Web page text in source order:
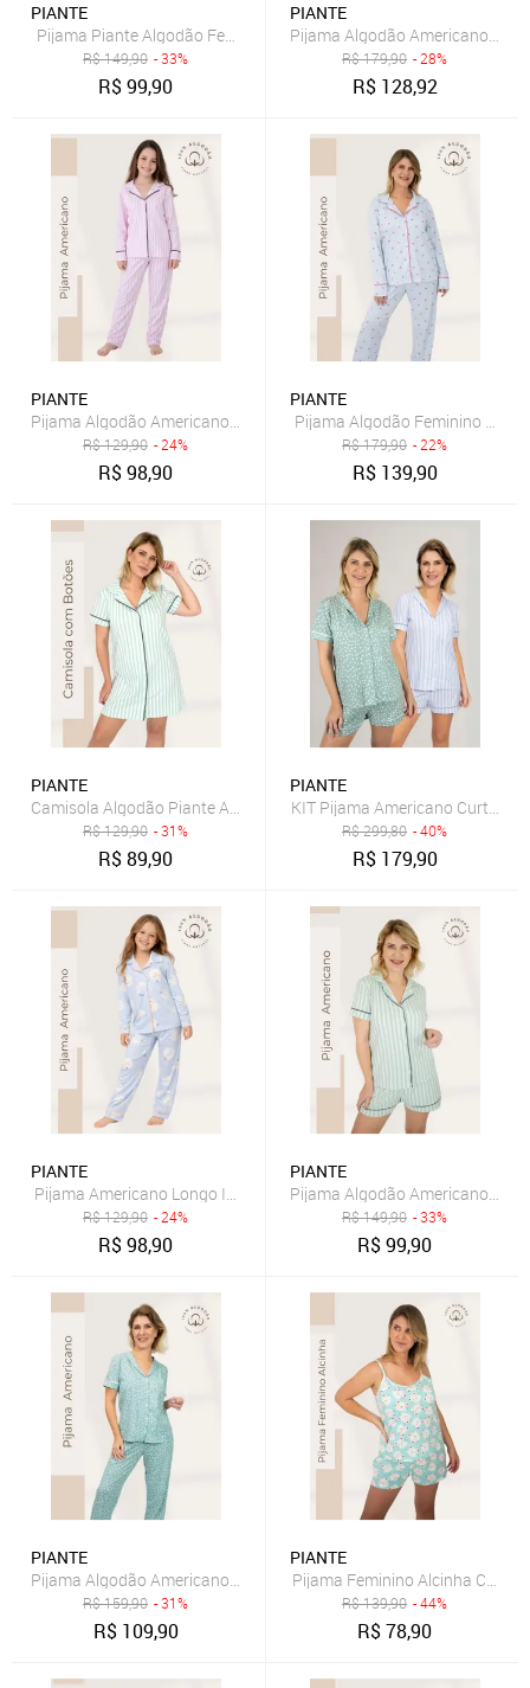
PIANTE
Pijama Piante Algodão Feminino Americano Curto Preto
R$149,90 - 33%
R$99,90
PIANTE
Pijama Algodão Americano
R$179,90 - 28%
R$ 128,92
PIANTE
Pijama Algodão Americano Menina Longo Infantil Antonia - Listrado
R$129,90 - 24%
R$98,90
PIANTE
Pijama Algodão Feminino
R$179,90 - 22%
R$ 139,90
PIANTE
Camisola Algodão Piante Americana Manga Curta Listrado Verde
R$129,90 - 31%
R$89,90
PIANTE
KIT Pijama Americano Curto
R$299,80 - 40%
R$ 179,90
PIANTE
Pijama Americano Longo Infantil Isadora - Lua Azul
R$129,90 - 24%
R$98,90
PIANTE
Pijama Algodão Americano
R$149,90 - 33%
R$99,90
PIANTE
R$159,90 - 31%
R$ 109,90
PIANTE
Pijama Feminino Alcinha
R$139,90 - 44%
R$78,90